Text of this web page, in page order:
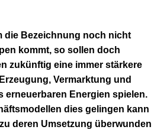
die Bezeichnung noch nicht
kommt, so sollen doch
zukünftig eine immer stärkere
Vermarktung und
erneuerbaren Energien spielen.
dies gelingen kann
deren Umsetzung überwunden